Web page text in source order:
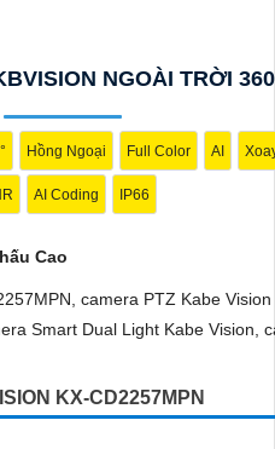
NGOÀI TRỜI 360
Hồng Ngoại Full Color AI
AI Coding IP66
Cao
KX-CD2257MPN